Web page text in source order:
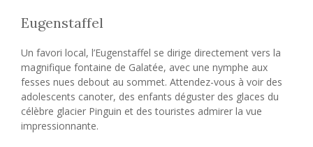
Eugenstaffel
Un favori local, l’Eugenstaffel se dirige directement vers la
magnifique fontaine de Galatée, avec une nymphe aux
fesses nues debout au sommet. Attendez-vous à voir des
adolescents canoter, des enfants déguster des glaces du
célèbre glacier Pinguin et des touristes admirer la vue
impressionnante.